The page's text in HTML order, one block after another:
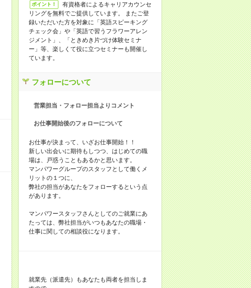
ポイント！
有資格者によるキャリアカウンセ
リングを無料でご提供しています。 またご登
録いただいた方を対象に「英語スピーキング
チェック会」や「英語で習うフラワーアレン
ジメント」、「ときめき片づけ体験セミナ
ー」等、楽しくて役に立つセミナーも開催し
ています。
フォローについて
営業担当・フォロー担当よりコメント
お仕事開始後のフォローについて
お仕事が決まって、いざお仕事開始！！
新しい出会いに期待もしつつ、はじめての職
場は、戸惑うこともあるかと思います。
マンパワーグループのスタッフとして働くメ
リットの１つに、
弊社の担当があなたをフォローするという点
があります。
マンパワースタッフさんとしてのご就業にあ
たっては、弊社担当がいつもあなたの職場・
仕事に関しての相談役になります。
就業先（派遣先）もあなたも両者を担当しま